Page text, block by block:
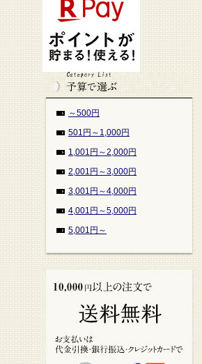
～500円
501円～1,000円
1,001円～2,000円
2,001円～3,000円
3,001円～4,000円
4,001円～5,000円
5,001円～